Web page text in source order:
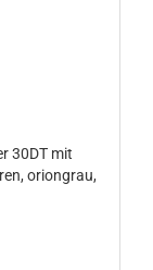
30DT mit
oriongrau,